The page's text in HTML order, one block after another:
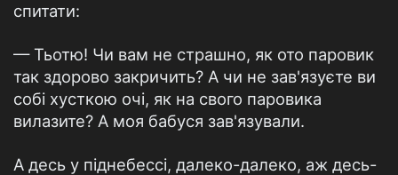
спитати:
— Тьотю! Чи вам не страшно, як ото паровик
так здорово закричить? А чи не зав'язуєте ви
собі хусткою очі, як на свого паровика
вилазите? А моя бабуся зав'язували.
А десь у піднебессі, далеко-далеко, аж десь-